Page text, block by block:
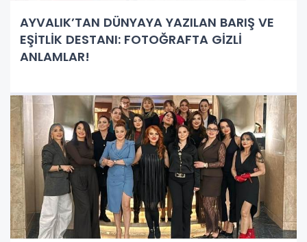
AYVALIK’TAN DÜNYAYA YAZILAN BARIŞ VE
EŞİTLİK DESTANI: FOTOĞRAFTA GİZLİ
ANLAMLAR!